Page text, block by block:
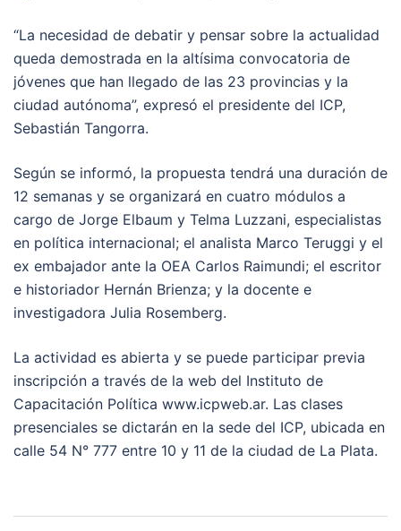
“La necesidad de debatir y pensar sobre la actualidad
queda demostrada en la altísima convocatoria de
jóvenes que han llegado de las 23 provincias y la
ciudad autónoma”, expresó el presidente del ICP,
Sebastián Tangorra.
Según se informó, la propuesta tendrá una duración de
12 semanas y se organizará en cuatro módulos a
cargo de Jorge Elbaum y Telma Luzzani, especialistas
en política internacional; el analista Marco Teruggi y el
ex embajador ante la OEA Carlos Raimundi; el escritor
e historiador Hernán Brienza; y la docente e
investigadora Julia Rosemberg.
La actividad es abierta y se puede participar previa
inscripción a través de la web del Instituto de
Capacitación Política www.icpweb.ar. Las clases
presenciales se dictarán en la sede del ICP, ubicada en
calle 54 N° 777 entre 10 y 11 de la ciudad de La Plata.